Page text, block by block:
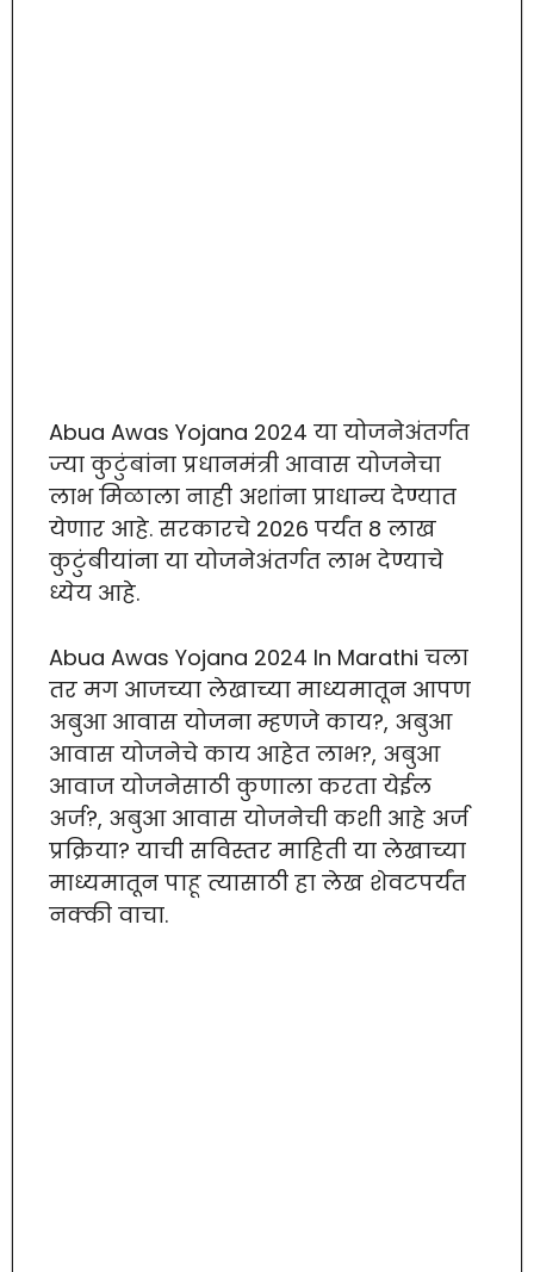
Abua Awas Yojana 2024 या योजनेअंतर्गत
ज्या कुटुंबांना प्रधानमंत्री आवास योजनेचा
लाभ मिळाला नाही अशांना प्राधान्य देण्यात
येणार आहे. सरकारचे 2026 पर्यंत 8 लाख
कुटुंबीयांना या योजनेअंतर्गत लाभ देण्याचे
ध्येय आहे.
Abua Awas Yojana 2024 In Marathi चला
तर मग आजच्या लेखाच्या माध्यमातून आपण
अबुआ आवास योजना म्हणजे काय?, अबुआ
आवास योजनेचे काय आहेत लाभ?, अबुआ
आवाज योजनेसाठी कुणाला करता येईल
अर्ज?, अबुआ आवास योजनेची कशी आहे अर्ज
प्रक्रिया? याची सविस्तर माहिती या लेखाच्या
माध्यमातून पाहू त्यासाठी हा लेख शेवटपर्यंत
नक्की वाचा.